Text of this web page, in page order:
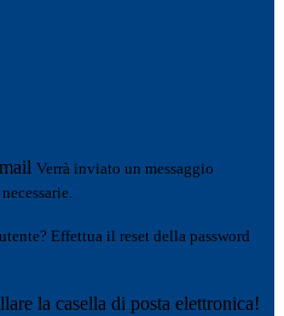
Verrà inviato un messaggio
Effettua il reset della password
la casella di posta elettronica!